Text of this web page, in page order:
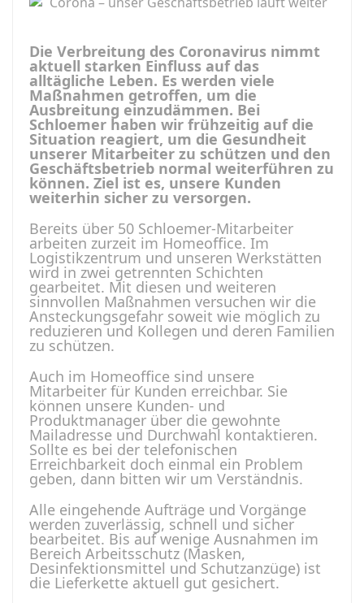
Die Verbreitung des Coronavirus nimmt
aktuell starken Einfluss auf das
alltägliche Leben. Es werden viele
Maßnahmen getroffen, um die
Ausbreitung einzudämmen. Bei
Schloemer haben wir frühzeitig auf die
Situation reagiert, um die Gesundheit
unserer Mitarbeiter zu schützen und den
Geschäftsbetrieb normal weiterführen zu
können. Ziel ist es, unsere Kunden
weiterhin sicher zu versorgen.
Bereits über 50 Schloemer-Mitarbeiter
arbeiten zurzeit im Homeoffice. Im
Logistikzentrum und unseren Werkstätten
wird in zwei getrennten Schichten
gearbeitet. Mit diesen und weiteren
sinnvollen Maßnahmen versuchen wir die
Ansteckungsgefahr soweit wie möglich zu
reduzieren und Kollegen und deren Familien
zu schützen.
Auch im Homeoffice sind unsere
Mitarbeiter für Kunden erreichbar. Sie
können unsere Kunden- und
Produktmanager über die gewohnte
Mailadresse und Durchwahl kontaktieren.
Sollte es bei der telefonischen
Erreichbarkeit doch einmal ein Problem
geben, dann bitten wir um Verständnis.
Alle eingehende Aufträge und Vorgänge
werden zuverlässig, schnell und sicher
bearbeitet. Bis auf wenige Ausnahmen im
Bereich Arbeitsschutz (Masken,
Desinfektionsmittel und Schutzanzüge) ist
die Lieferkette aktuell gut gesichert.